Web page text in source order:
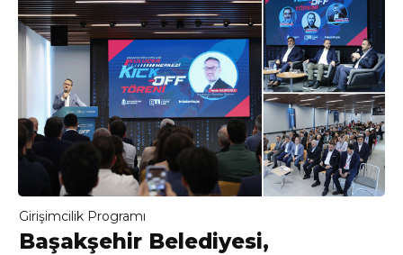
Girişimcilik Programı
Başakşehir Belediyesi,